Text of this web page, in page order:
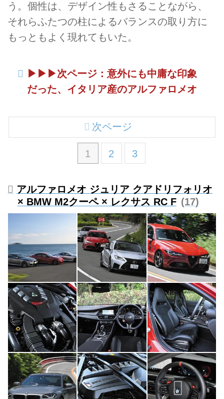
う。個性は、デザイン性もさることながら、
それらふたつの柱によるバランスの取り方に
もっともよく現れてもいた。
▶︎▶︎▶︎次ページ：意外にも中庸な印象
だった、イタリア産のアルファロメオ
1 2 3
次ページ
アルファロメオ ジュリア クアドリフォリオ
× BMW M2クーペ × レクサス RC F
17